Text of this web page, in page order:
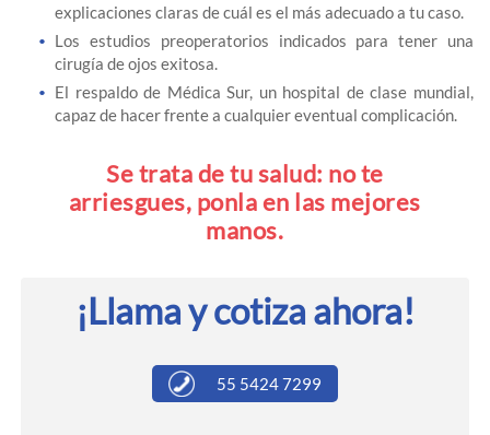
explicaciones claras de cuál es el más adecuado a tu caso.
Los estudios preoperatorios indicados para tener una
cirugía de ojos exitosa.
El respaldo de Médica Sur, un hospital de clase mundial,
capaz de hacer frente a cualquier eventual complicación.
Se trata de tu salud: no te
arriesgues, ponla en las mejores
manos.
¡Llama y cotiza ahora!
55 5424 7299